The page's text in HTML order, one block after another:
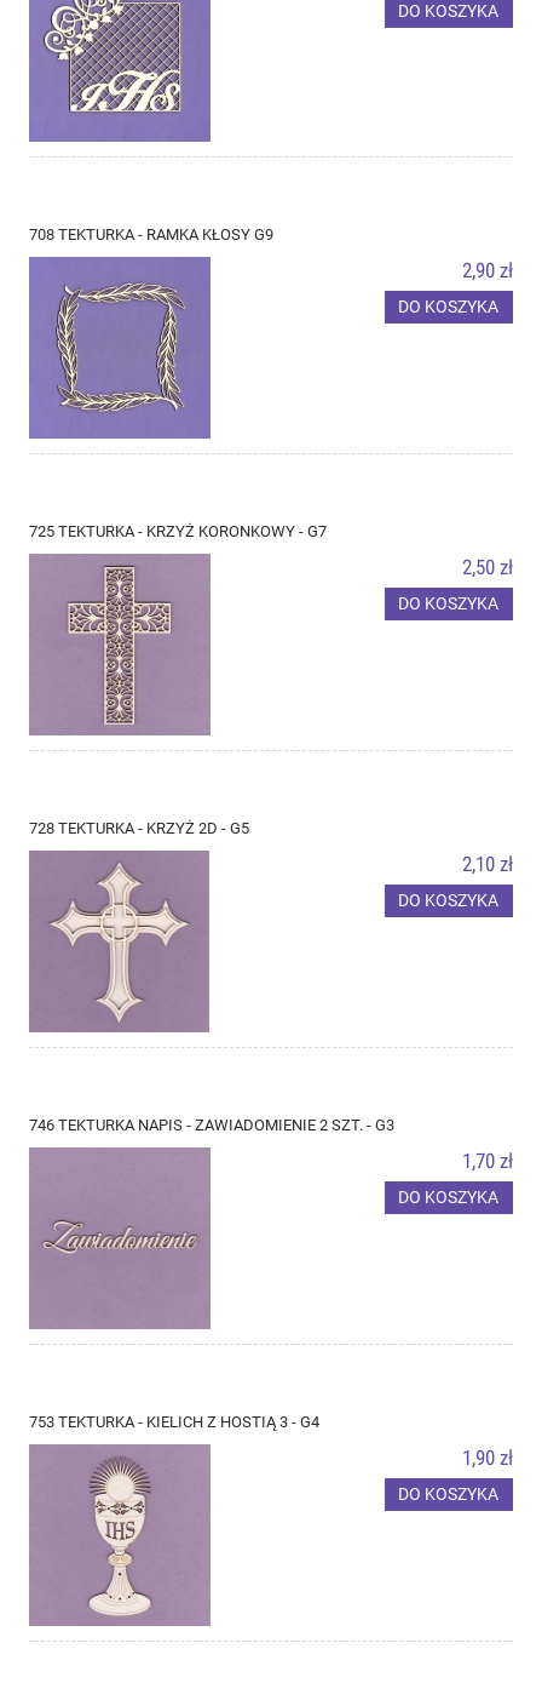
DO KOSZYKA
708 TEKTURKA - RAMKA KŁOSY G9
2,90 zł
DO KOSZYKA
725 TEKTURKA - KRZYŻ KORONKOWY - G7
2,50 zł
DO KOSZYKA
728 TEKTURKA - KRZYŻ 2D - G5
2,10 zł
DO KOSZYKA
746 TEKTURKA NAPIS - ZAWIADOMIENIE 2 SZT. - G3
1,70 zł
DO KOSZYKA
753 TEKTURKA - KIELICH Z HOSTIĄ 3 - G4
1,90 zł
DO KOSZYKA